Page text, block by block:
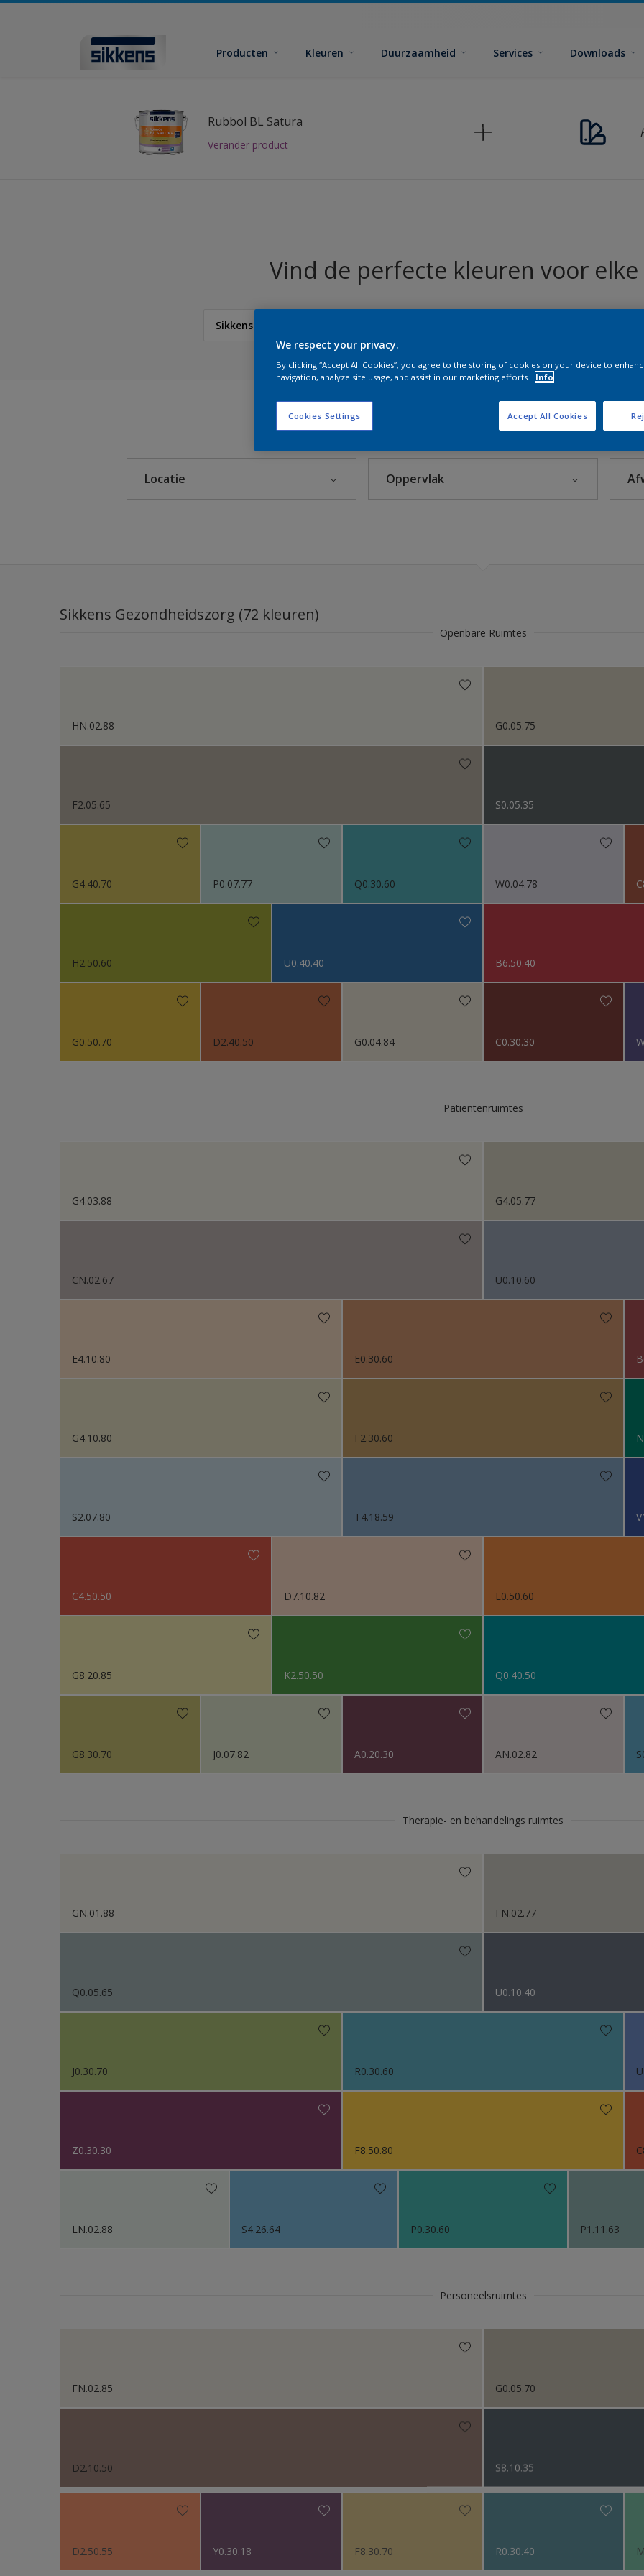
Producten Kleuren Duurzaamheid Services Downloads
Rubbol BL Satura
Verander product
Vind de perfecte kleuren voor
Sikkens Gezondheidszorg
Sikkens Colour Futures 2025
Sikkens RIJKS Kleuren
Sikkens Authentieke Kleuren
Sikkens Kleurselectie Grijzen
Sikkens Erkende Kleuren (Painters)
Sikkens Colour Futures 2021
Colour Futures 2020
Sikkens Colour Futures 2018
Locatie Oppervlak
Sikkens Gezondheidszorg (72 kleuren)
Openbare Ruimtes
HN.02.88 G0.05.75
F2.05.65 S0.05.35
G4.40.70 P0.07.77 Q0.30.60 W0.04.78
H2.50.60 U0.40.40 B6.50.40
G0.50.70 D2.40.50 G0.04.84 C0.30.30
Patiëntenruimtes
G4.03.88 G4.05.77
CN.02.67 U0.10.60
E4.10.80 E0.30.60
G4.10.80 F2.30.60
S2.07.80 T4.18.59
C4.50.50 D7.10.82 E0.50.60
G8.20.85 K2.50.50 Q0.40.50
G8.30.70 J0.07.82 A0.20.30 AN.02.82
Therapie- en behandelings ruimtes
GN.01.88 FN.02.77
Q0.05.65 U0.10.40
J0.30.70 R0.30.60
Z0.30.30 F8.50.80
LN.02.88 S4.26.64 P0.30.60 P1.11.63
Personeelsruimtes
FN.02.85 G0.05.70
D2.10.50 S8.10.35
D2.50.55 Y0.30.18 F8.30.70 R0.30.40
We respect your privacy.
By clicking “Accept All Cookies”, you agree to the storing of cookies on your device to
navigation, analyze site usage, and assist in our marketing efforts.
Info
Cookies Settings Accept All Cookies